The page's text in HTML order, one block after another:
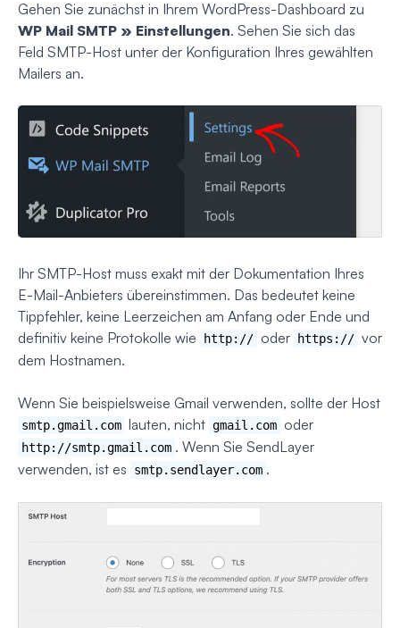
Gehen Sie zunächst in Ihrem WordPress-Dashboard zu
WP Mail SMTP » Einstellungen. Sehen Sie sich das
Feld SMTP-Host unter der Konfiguration Ihres gewählten
Mailers an.
Ihr SMTP-Host muss exakt mit der Dokumentation Ihres
E-Mail-Anbieters übereinstimmen. Das bedeutet keine
Tippfehler, keine Leerzeichen am Anfang oder Ende und
definitiv keine Protokolle wie
http:// oder https:// vor
dem Hostnamen.
Wenn Sie beispielsweise Gmail verwenden, sollte der Host
smtp.gmail.com lauten, nicht gmail.com oder
http://smtp.gmail.com . Wenn Sie SendLayer
verwenden, ist es
smtp.sendlayer.com .